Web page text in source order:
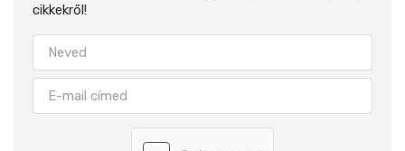
cikkekről!